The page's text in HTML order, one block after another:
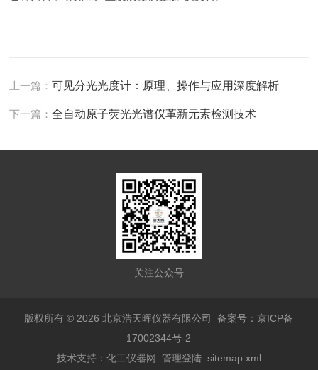
上一篇：可见分光光度计：原理、操作与应用深度解析
下一篇：全自动原子荧光光谱仪革新元素检测技术
关注公众号
版权所有 © 2026 北京浩天晖仪器有限公司备案号：京ICP备
17002344号-2
技术支持： 化工仪器网 管理登陆 sitemap.xml